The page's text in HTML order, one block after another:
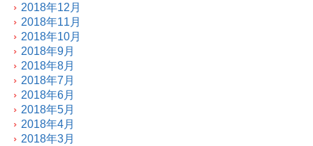
2018年12月
2018年11月
2018年10月
2018年9月
2018年8月
2018年7月
2018年6月
2018年5月
2018年4月
2018年3月